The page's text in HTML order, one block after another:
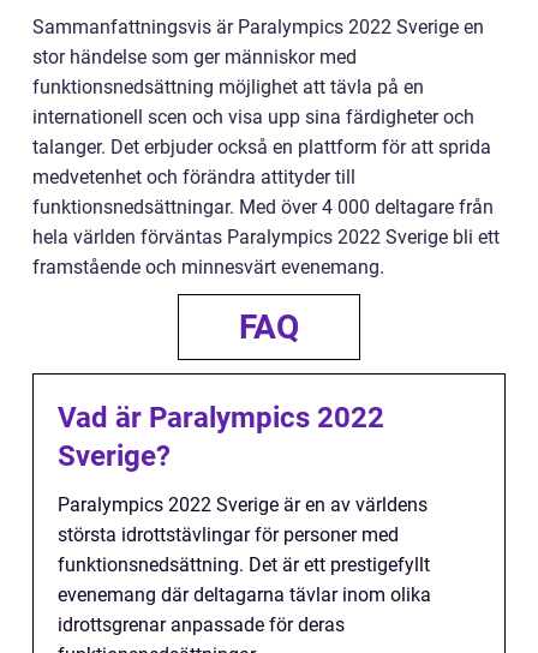
Sammanfattningsvis är Paralympics 2022 Sverige en
stor händelse som ger människor med
funktionsnedsättning möjlighet att tävla på en
internationell scen och visa upp sina färdigheter och
talanger. Det erbjuder också en plattform för att sprida
medvetenhet och förändra attityder till
funktionsnedsättningar. Med över 4 000 deltagare från
hela världen förväntas Paralympics 2022 Sverige bli ett
framstående och minnesvärt evenemang.
FAQ
Vad är Paralympics 2022
Sverige?
Paralympics 2022 Sverige är en av världens
största idrottstävlingar för personer med
funktionsnedsättning. Det är ett prestigefyllt
evenemang där deltagarna tävlar inom olika
idrottsgrenar anpassade för deras